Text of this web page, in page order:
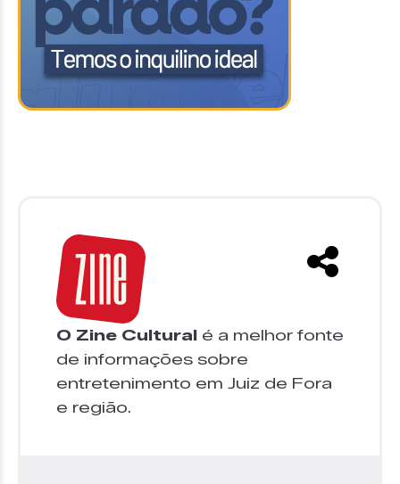
O Zine Cultural é a melhor fonte
de informações sobre
entretenimento em Juiz de Fora
e região.